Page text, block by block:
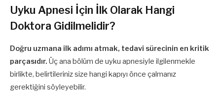
Uyku Apnesi İçin İlk Olarak Hangi
Doktora Gidilmelidir?
Doğru uzmana ilk adımı atmak, tedavi sürecinin en kritik
parçasıdır. Üç ana bölüm de uyku apnesiyle ilgilenmekle
birlikte, belirtileriniz size hangi kapıyı önce çalmanız
gerektiğini söyleyebilir.